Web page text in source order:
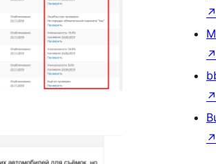
↗
↗
↗
↗